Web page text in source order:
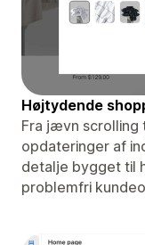
Højtydende
Fra jævn scrolling
opdateringer af
detalje bygget til
problemfri